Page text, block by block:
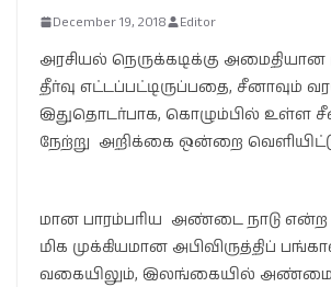
December 19, 2018 Editor
அரசியல் நெருக்கடிக்கு
தீர்வு எட்டப்பட்டிருப்பதை, சீனாவும்
இதுதொடர்பாக, கொழும்பில் உள்ள
நேற்று அறிக்கை ஒன்றை
மான பாரம்பரிய அண்டை நாடு என்ற
மிக முக்கியமான அபிவிருத்திப்
வகையிலும், இலங்கையில்